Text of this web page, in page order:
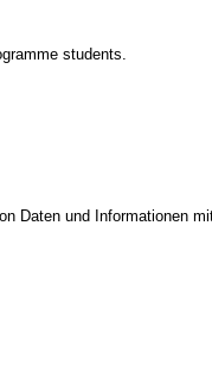
students.
Daten und Informationen